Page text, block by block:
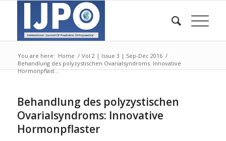
You are here: Home / Vol 2 | Issue 3 | Sep-Dec 2016 /
Behandlung des polyzystischen Ovarialsyndroms: Innovative
Hormonpflast...
Behandlung des polyzystischen
Ovarialsyndroms: Innovative
Hormonpflaster